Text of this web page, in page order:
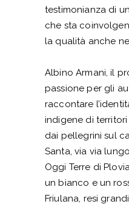
testimonianza di
che sta
la qualità anche
Albino Armani, il
passione per gli
raccontare
indigene di
dai pellegrini sul
Santa, via via
Oggi Terre di
un bianco e un
Friulana, resi